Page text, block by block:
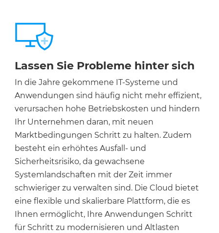
Lassen Sie Probleme hinter sich
In die Jahre gekommene IT-Systeme und
Anwendungen sind häufig nicht mehr effizient,
verursachen hohe Betriebskosten und hindern
Ihr Unternehmen daran, mit neuen
Marktbedingungen Schritt zu halten. Zudem
besteht ein erhöhtes Ausfall- und
Sicherheitsrisiko, da gewachsene
Systemlandschaften mit der Zeit immer
schwieriger zu verwalten sind. Die Cloud bietet
eine flexible und skalierbare Plattform, die es
Ihnen ermöglicht, Ihre Anwendungen Schritt
für Schritt zu modernisieren und Altlasten